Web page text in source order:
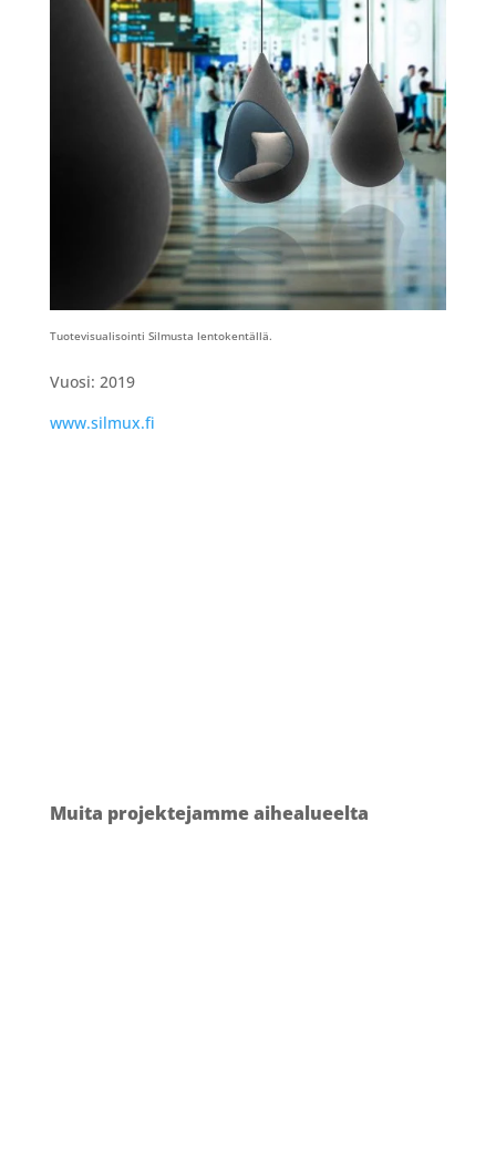
Tuotevisualisointi Silmusta lentokentällä.
Vuosi: 2019
www.silmux.fi
Muita projektejamme aihealueelta